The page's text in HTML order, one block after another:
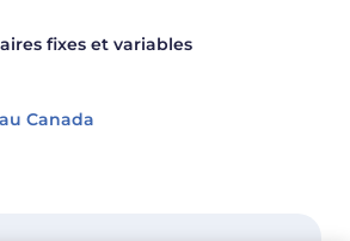
fixes et variables
Canada